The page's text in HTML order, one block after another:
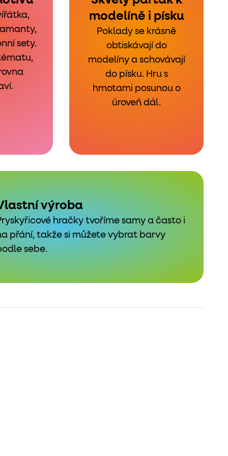
sety.
modelíně i písku
Poklady se krásně
obtiskávají do
modelíny a schovávají
do písku. Hru s
hmotami posunou o
úroveň dál.
výroba
hračky tvoříme samy a často i
přání, takže si můžete vybrat barvy
sebe.